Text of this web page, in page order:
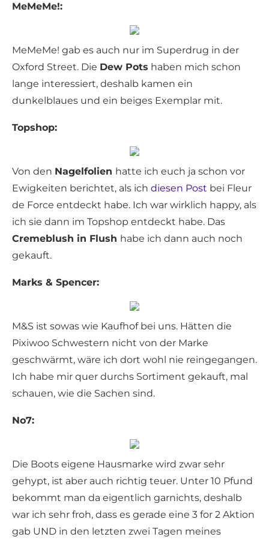
MeMeMe!:
MeMeMe! gab es auch nur im Superdrug in der
Oxford Street. Die Dew Pots haben mich schon
lange interessiert, deshalb kamen ein
dunkelblaues und ein beiges Exemplar mit.
Topshop:
Von den Nagelfolien hatte ich euch ja schon vor
Ewigkeiten berichtet, als ich diesen Post bei Fleur
de Force entdeckt habe. Ich war wirklich happy, als
ich sie dann im Topshop entdeckt habe. Das
Cremeblush in Flush habe ich dann auch noch
gekauft.
Marks & Spencer:
M&S ist sowas wie Kaufhof bei uns. Hätten die
Pixiwoo Schwestern nicht von der Marke
geschwärmt, wäre ich dort wohl nie reingegangen.
Ich habe mir quer durchs Sortiment gekauft, mal
schauen, wie die Sachen sind.
No7:
Die Boots eigene Hausmarke wird zwar sehr
gehypt, ist aber auch richtig teuer. Unter 10 Pfund
bekommt man da eigentlich garnichts, deshalb
war ich sehr froh, dass es gerade eine 3 for 2 Aktion
gab UND in den letzten zwei Tagen meines